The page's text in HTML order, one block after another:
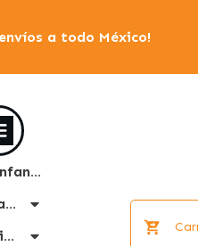
a todo México!
Juegos Infantiles
Mobiliario Urbano
Superficies